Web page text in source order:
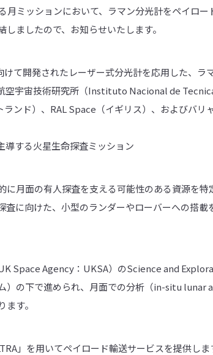
ミッションにおいて、ラマン分光計をペイロ
ましたので、お知らせいたします。
て開発されたレーザー式分光計を応用した、ラ
空宇宙技術研究所（Instituto Nacional de
ランド）、RAL Space（イギリス）、およびバリ
導する火星生命探査ミッション
月面の有人探査を支える可能性のある資源を特
査に向けた、小型のランダーやローバーへの搭載
Space Agency：UKSA）のScience and
）の下で進められ、月面での分析（in-situ lunar
す。
」を用いてペイロード輸送サービスを提供しま